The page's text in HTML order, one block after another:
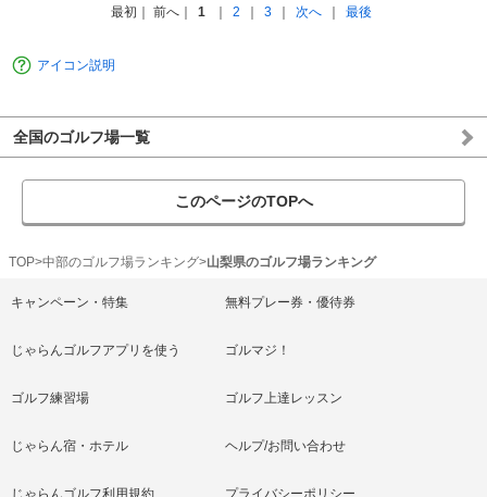
最初 前へ 1 2 3 次へ 最後
アイコン説明
全国のゴルフ場一覧
このページのTOPへ
TOP 中部のゴルフ場ランキング 山梨県のゴルフ場ランキング
キャンペーン・特集 無料プレー券・優待券
じゃらんゴルフアプリを使う ゴルマジ！
ゴルフ練習場 ゴルフ上達レッスン
じゃらん宿・ホテル ヘルプ/お問い合わせ
じゃらんゴルフ利用規約 プライバシーポリシー